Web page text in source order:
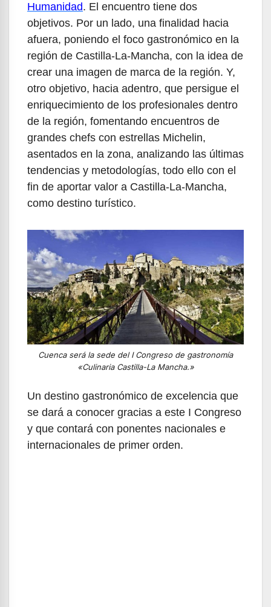
Humanidad. El encuentro tiene dos
objetivos. Por un lado, una finalidad hacia
afuera, poniendo el foco gastronómico en la
región de Castilla-La-Mancha, con la idea de
crear una imagen de marca de la región. Y,
otro objetivo, hacia adentro, que persigue el
enriquecimiento de los profesionales dentro
de la región, fomentando encuentros de
grandes chefs con estrellas Michelin,
asentados en la zona, analizando las últimas
tendencias y metodologías, todo ello con el
fin de aportar valor a Castilla-La-Mancha,
como destino turístico.
Cuenca será la sede del I Congreso de gastronomía
«Culinaria Castilla-La Mancha.»
Un destino gastronómico de excelencia que
se dará a conocer gracias a este I Congreso
y que contará con ponentes nacionales e
internacionales de primer orden.